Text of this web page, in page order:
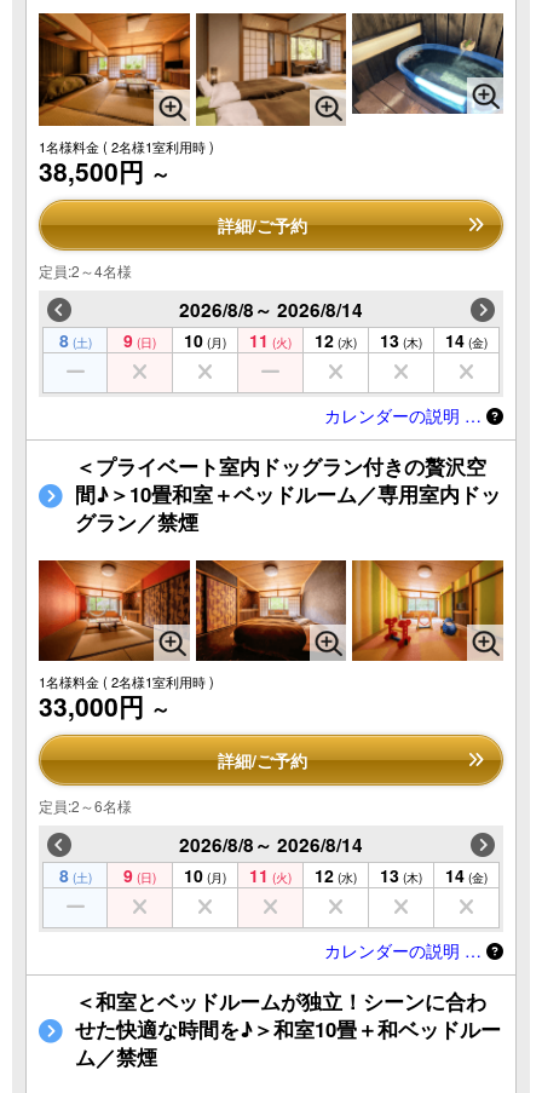
1名様料金( 2名様1室利用時 )
38,500円 ～
詳細/ご予約
定員:2～4名様
2026/8/8～ 2026/8/14
8 (土) 9 (日) 10 (月) 11 (火) 12 (水) 13 (木) 14 (金)
カレンダーの説明 …
＜プライベート室内ドッグラン付きの贅沢空
間♪＞10畳和室＋ベッドルーム／専用室内ドッ
グラン／禁煙
1名様料金( 2名様1室利用時 )
33,000円 ～
詳細/ご予約
定員:2～6名様
2026/8/8～ 2026/8/14
8 (土) 9 (日) 10 (月) 11 (火) 12 (水) 13 (木) 14 (金)
カレンダーの説明 …
＜和室とベッドルームが独立！シーンに合わ
せた快適な時間を♪＞和室10畳＋和ベッドルー
ム／禁煙